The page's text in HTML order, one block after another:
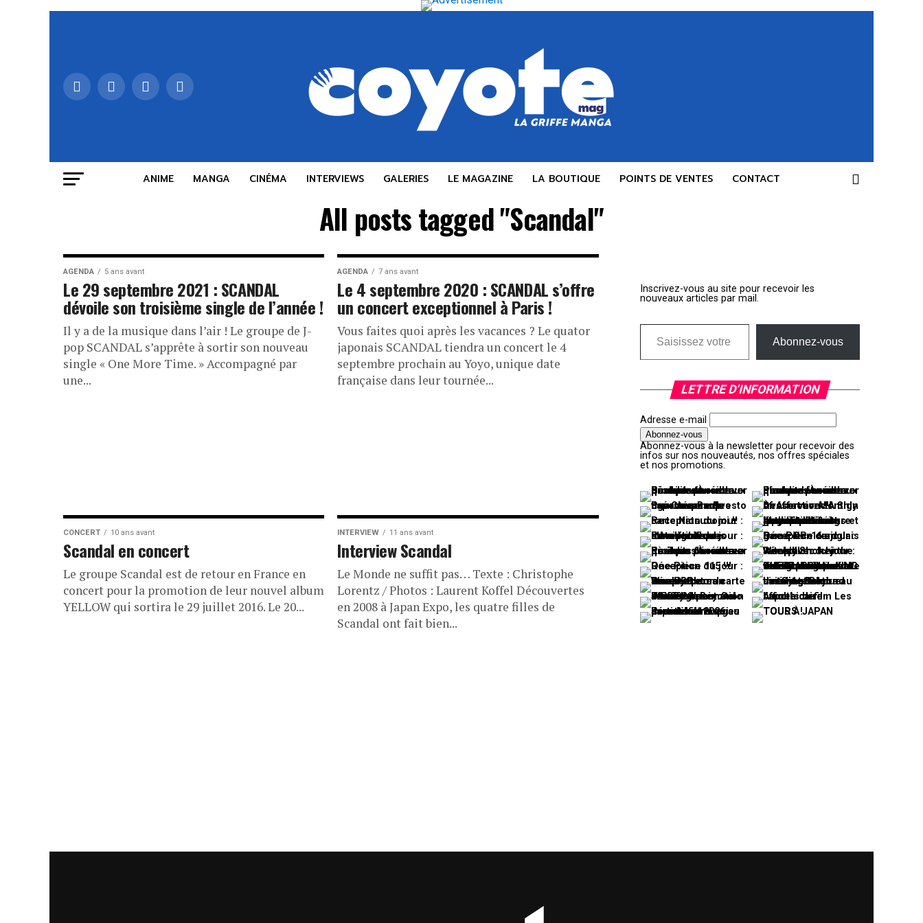
ANIME MANGA CINÉMA INTERVIEWS GALERIES LE MAGAZINE LA BOUTIQUE POINTS DE VENTES CONTACT
All posts tagged "Scandal"
AGENDA 5 ans avant
Le 29 septembre 2021 : SCANDAL
dévoile son troisième single de l’année !
Il y a de la musique dans l’air ! Le groupe de J-
pop SCANDAL s’apprête à sortir son nouveau
single « One More Time. » Accompagné par
une...
AGENDA 7 ans avant
Le 4 septembre 2020 : SCANDAL s’offre
un concert exceptionnel à Paris !
Vous faites quoi après les vacances ? Le quator
japonais SCANDAL tiendra un concert le 4
septembre prochain au Yoyo, unique date
française dans leur tournée...
CONCERT 10 ans avant
Scandal en concert
Le groupe Scandal est de retour en France en
concert pour la promotion de leur nouvel album
YELLOW qui sortira le 29 juillet 2016. Le 20...
INTERVIEW 11 ans avant
Interview Scandal
Le Monde ne suffit pas… Texte : Christophe
Lorentz / Photos : Laurent Koffel Découvertes
en 2008 à Japan Expo, les quatre filles de
Scandal ont fait bien...
Inscrivez-vous au site pour recevoir les
nouveaux articles par mail.
Saisissez votre adresse e-mail…
Abonnez-vous
LETTRE D’INFORMATION
Adresse e-mail
Abonnez-vous à la newsletter pour recevoir des
infos sur nos nouveautés, nos offres spéciales
et nos promotions.